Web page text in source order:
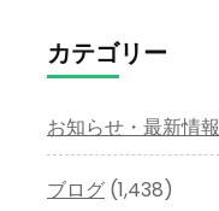
イ
ブ
カテゴリー
お知らせ・最新情報
ブログ (1,438)